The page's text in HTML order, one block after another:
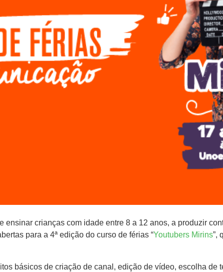
ensinar crianças com idade entre 8 a 12 anos, a produzir
para a 4ª edição do curso de férias “Youtubers Mirins”,
básicos de criação de canal, edição de vídeo, escolha de